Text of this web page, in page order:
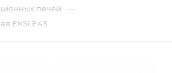
печей —
EKSI E43